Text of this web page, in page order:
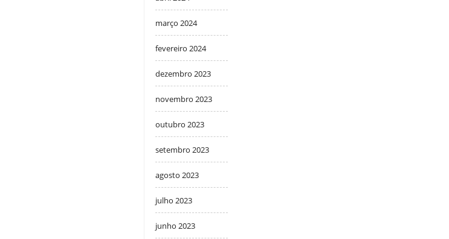
março 2024
fevereiro 2024
dezembro 2023
novembro 2023
outubro 2023
setembro 2023
agosto 2023
julho 2023
junho 2023